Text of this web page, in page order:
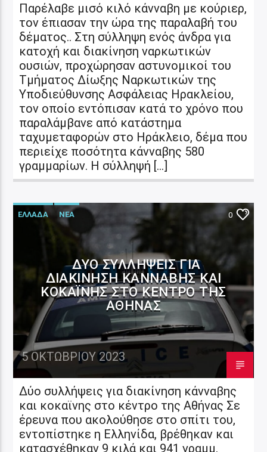
Παρέλαβε μισό κιλό κάνναβη με κούριερ,
τον έπιασαν την ώρα της παραλαβή του
δέματος.. Στη σύλληψη ενός άνδρα για
κατοχή και διακίνηση ναρκωτικών
ουσιών, προχώρησαν αστυνομικοί του
Τμήματος Δίωξης Ναρκωτικών της
Υποδιεύθυνσης Ασφάλειας Ηρακλείου,
τον οποίο εντόπισαν κατά το χρόνο που
παραλάμβανε από κατάστημα
ταχυμεταφορών στο Ηράκλειο, δέμα που
περιείχε ποσότητα κάνναβης 580
γραμμαρίων. Η σύλληψή […]
ΕΛΛΑΔΑ ΝΕΑ 0
ΔΎΟ ΣΥΛΛΉΨΕΙΣ ΓΙΑ
ΔΙΑΚΊΝΗΣΗ ΚΆΝΝΑΒΗΣ ΚΑΙ
ΚΟΚΑΪΝΗΣ ΣΤΟ ΚΈΝΤΡΟ ΤΗΣ
ΑΘΉΝΑΣ
5 ΟΚΤΩΒΡΊΟΥ 2023
Δύο συλλήψεις για διακίνηση κάνναβης
και κοκαϊνης στο κέντρο της Αθήνας Σε
έρευνα που ακολούθησε στο σπίτι του,
εντοπίστηκε η Ελληνίδα, βρέθηκαν και
κατασχέθηκαν 9 κιλά και 941 γραμμ.